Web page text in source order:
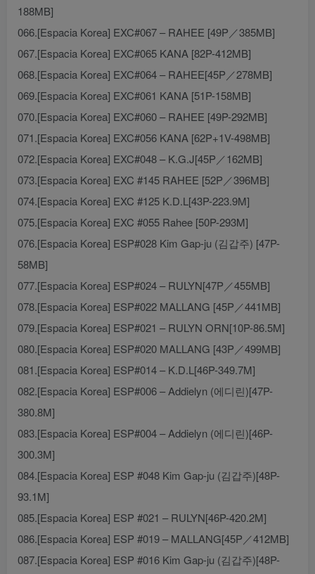
188MB]
066.[Espacia Korea] EXC#067 – RAHEE [49P／385MB]
067.[Espacia Korea] EXC#065 KANA [82P-412MB]
068.[Espacia Korea] EXC#064 – RAHEE[45P／278MB]
069.[Espacia Korea] EXC#061 KANA [51P-158MB]
070.[Espacia Korea] EXC#060 – RAHEE [49P-292MB]
071.[Espacia Korea] EXC#056 KANA [62P+1V-498MB]
072.[Espacia Korea] EXC#048 – K.G.J[45P／162MB]
073.[Espacia Korea] EXC #145 RAHEE [52P／396MB]
074.[Espacia Korea] EXC #125 K.D.L[43P-223.9M]
075.[Espacia Korea] EXC #055 Rahee [50P-293M]
076.[Espacia Korea] ESP#028 Kim Gap-ju (김갑주) [47P-
58MB]
077.[Espacia Korea] ESP#024 – RULYN[47P／455MB]
078.[Espacia Korea] ESP#022 MALLANG [45P／441MB]
079.[Espacia Korea] ESP#021 – RULYN ORN[10P-86.5M]
080.[Espacia Korea] ESP#020 MALLANG [43P／499MB]
081.[Espacia Korea] ESP#014 – K.D.L[46P-349.7M]
082.[Espacia Korea] ESP#006 – Addielyn (에디린)[47P-
380.8M]
083.[Espacia Korea] ESP#004 – Addielyn (에디린)[46P-
300.3M]
084.[Espacia Korea] ESP #048 Kim Gap-ju (김갑주)[48P-
93.1M]
085.[Espacia Korea] ESP #021 – RULYN[46P-420.2M]
086.[Espacia Korea] ESP #019 – MALLANG[45P／412MB]
087.[Espacia Korea] ESP #016 Kim Gap-ju (김갑주)[48P-